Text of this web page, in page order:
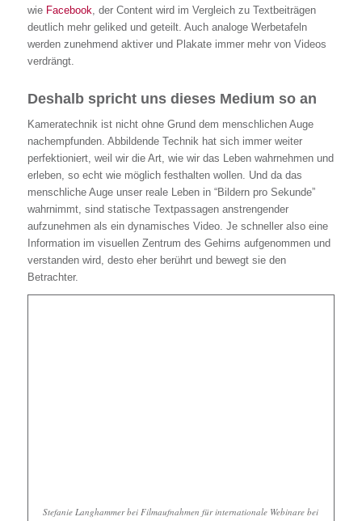
wie Facebook , der Content wird im Vergleich zu Textbeiträgen
deutlich mehr geliked und geteilt. Auch analoge Werbetafeln
werden zunehmend aktiver und Plakate immer mehr von Videos
verdrängt.
Deshalb spricht uns dieses Medium so an
Kameratechnik ist nicht ohne Grund dem menschlichen Auge
nachempfunden. Abbildende Technik hat sich immer weiter
perfektioniert, weil wir die Art, wie wir das Leben wahrnehmen und
erleben, so echt wie möglich festhalten wollen. Und da das
menschliche Auge unser reale Leben in “Bildern pro Sekunde”
wahrnimmt, sind statische Textpassagen anstrengender
aufzunehmen als ein dynamisches Video. Je schneller also eine
Information im visuellen Zentrum des Gehirns aufgenommen und
verstanden wird, desto eher berührt und bewegt sie den
Betrachter.
Stefanie Langhammer bei Filmaufnahmen für internationale Webinare bei